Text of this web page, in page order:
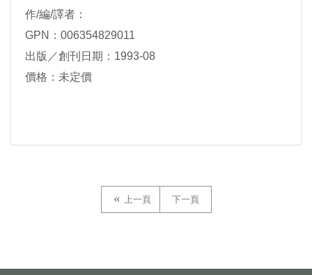
作/編/譯者：
GPN：006354829011
出版／創刊日期：1993-08
價格：未定價
上一頁 下一頁